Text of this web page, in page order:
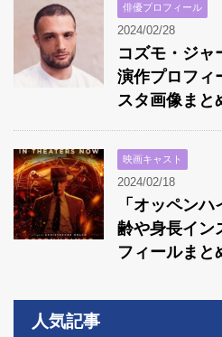
俳優プロフィール
2024/02/28
コズモ・ジャ
演作プロフィ
スタ画像まと
映画キャスト
2024/02/18
「オッペン
齢や身長イン
フィールまと
人気記事